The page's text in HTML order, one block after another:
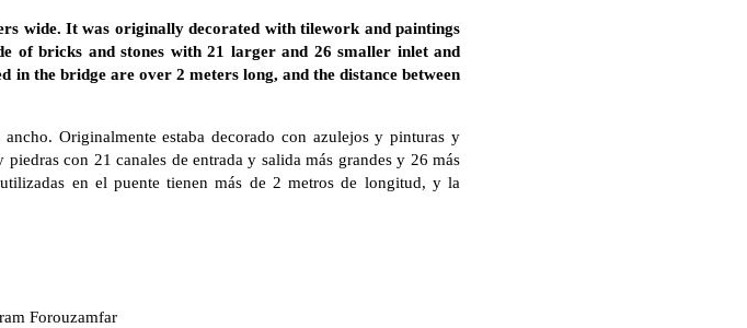
wide. It was originally decorated with tilework and paintings
of bricks and stones with 21 larger and 26 smaller inlet and
in the bridge are over 2 meters long, and the distance between
Originalmente estaba decorado con azulejos y pinturas y
con 21 canales de entrada y salida más grandes y 26 más
en el puente tienen más de 2 metros de longitud, y la
Forouzamfar